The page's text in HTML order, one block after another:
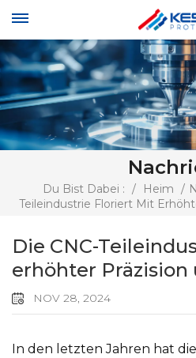
Du Bist Dabei : / Heim /
Teileindustrie Floriert Mit
Die CNC-
erhöhter Präzision
NOV 28, 2024
In den letzten Jahren hat